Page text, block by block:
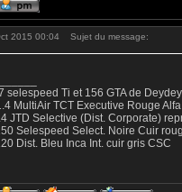
2015 00:04 Sujet du message:
selespeed Ti et 156 GTA de
MultiAir TCT Executive Rouge
JTD Selective (Dist. Corporate)
Selespeed Select. Noire Cuir
Dist. Bleu Inca Int. cuir gris CSC